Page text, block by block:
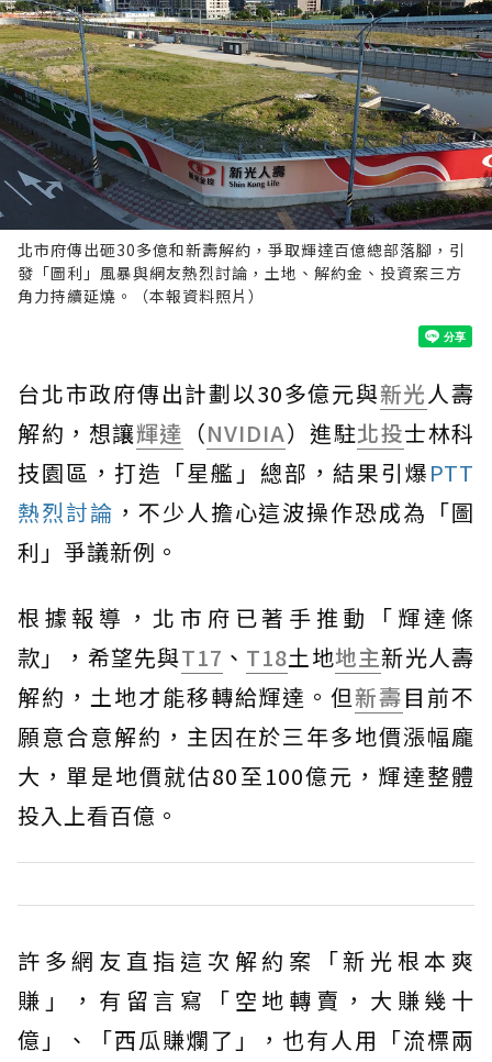
北市府傳出砸30多億和新壽解約，爭取輝達百億總部落腳，引
發「圖利」風暴與網友熱烈討論，土地、解約金、投資案三方
角力持續延燒。（本報資料照片）
台北市政府傳出計劃以30多億元與新光人壽
解約，想讓輝達 （NVIDIA）進駐北投士林科
技園區，打造「星艦」總部，結果引爆PTT
熱烈討論 ，不少人擔心這波操作恐成為「圖
利」爭議新例。
根據報導，北市府已著手推動「輝達條
款」，希望先與T17 、 T18土地地主新光人壽
解約，土地才能移轉給輝達。但新壽目前不
願意合意解約，主因在於三年多地價漲幅龐
大，單是地價就估80至100億元，輝達整體
投入上看百億。
許多網友直指這次解約案「新光根本爽
賺」，有留言寫「空地轉賣，大賺幾十
億」、「西瓜賺爛了」，也有人用「流標兩